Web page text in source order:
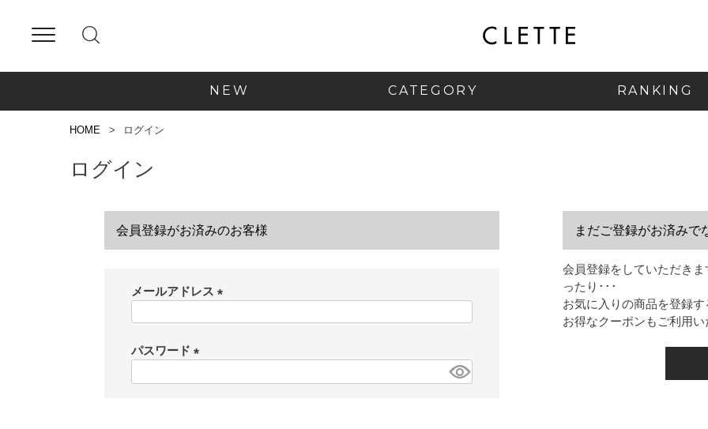
NEW CATEGORY RANKING
HOME ログイン
ログイン
会員登録がお済みのお客様
メールアドレス
パスワード
まだご登録がお済みで
会員登録をしていただき
ったり･･･
お気に入りの商品を登録
お得なクーポンもご利用